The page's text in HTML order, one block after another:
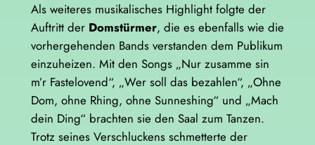
Als weiteres musikalisches Highlight folgte der
Auftritt der Domstürmer, die es ebenfalls wie die
vorhergehenden Bands verstanden dem Publikum
einzuheizen. Mit den Songs „Nur zusamme sin
m’r Fastelovend“, „Wer soll das bezahlen“, „Ohne
Dom, ohne Rhing, ohne Sunneshing“ und „Mach
dein Ding“ brachten sie den Saal zum Tanzen.
Trotz seines Verschluckens schmetterte der